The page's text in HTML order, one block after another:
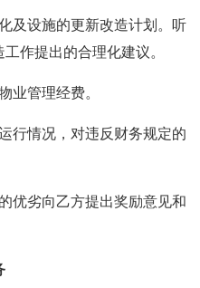
及设施的更新改造计划。听
作提出的合理化建议。
业管理经费。
行情况，对违反财务规定的
优劣向乙方提出奖励意见和